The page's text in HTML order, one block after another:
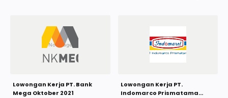
Lowongan Kerja PT. Bank
Mega Oktober 2021
Lowongan Kerja PT.
Indomarco Prismatama